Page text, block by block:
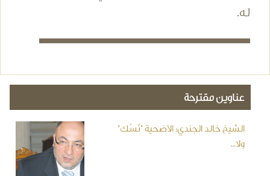
له.
عناوين مقترحة
الشيخ خالد الجندي: الأضحية "نُسُك"
ولا...